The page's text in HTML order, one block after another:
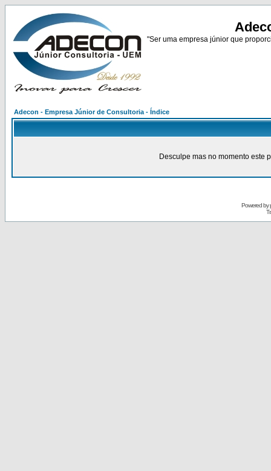
"Ser uma empresa júnior que
Adecon - Empresa Júnior de Consultoria - Índice
Desculpe mas no momento este
Powered by